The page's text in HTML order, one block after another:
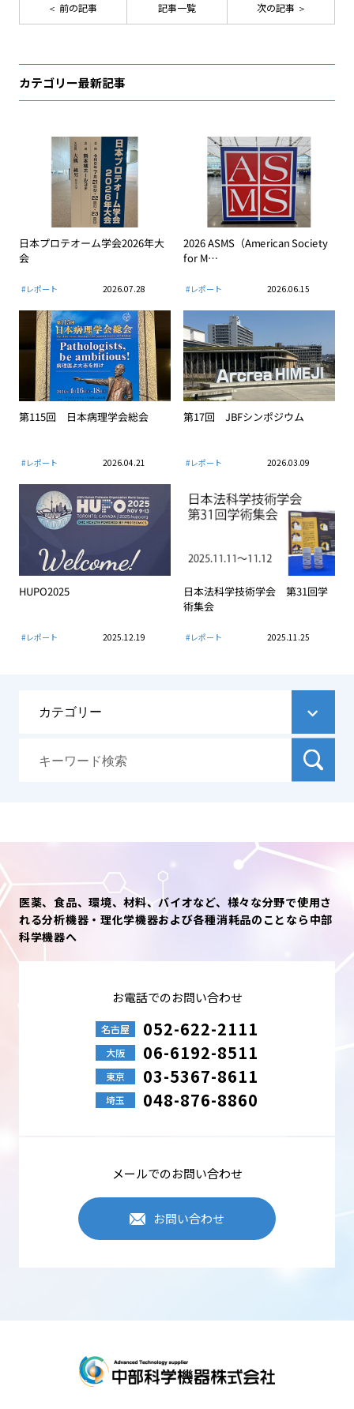
前の記事 次の記事
記事一覧
カテゴリー最新記事
日本プロテオーム学会2026年大
会
#レポート 2026.07.28
2026 ASMS（American Society
for M…
#レポート 2026.06.15
第115回 日本病理学会総会
#レポート 2026.04.21
第17回 JBFシンポジウム
#レポート 2026.03.09
HUPO2025
#レポート 2025.12.19
日本法科学技術学会 第31回学
術集会
#レポート 2025.11.25
医薬、食品、環境、材料、バイオなど、様々な分野で使用さ
れる分析機器・理化学機器および各種消耗品のことなら中部
科学機器へ
お電話でのお問い合わせ
名古屋 052-622-2111
大阪 06-6192-8511
東京 03-5367-8611
埼玉 048-876-8860
メールでのお問い合わせ
お問い合わせ